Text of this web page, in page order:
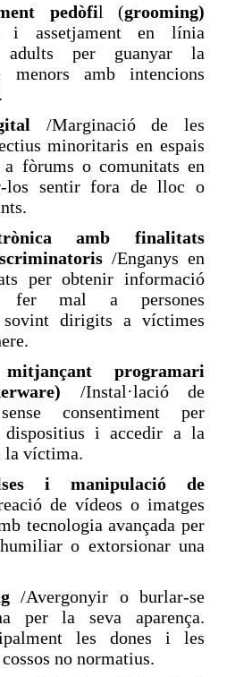
pedòfil (grooming)
i assetjament en línia
per guanyar la
menors amb intencions
/Marginació de les
minoritaris en espais
fòrums o comunitats en
los sentir fora de lloc o
amb finalitats
/Enganys en
per obtenir informació
fer mal a persones
sovint dirigits a víctimes
mitjançant programari
/Instal·lació de
consentiment per
dispositius i accedir a la
la víctima.
i manipulació de
de vídeos o imatges
tecnologia avançada per
o extorsionar una
/Avergonyir o burlar-se
per la seva aparença.
les dones i les
no normatius.